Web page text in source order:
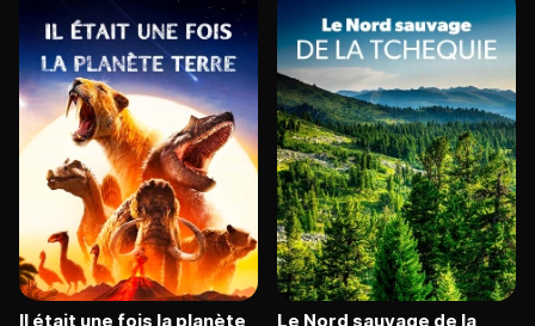
Il était une fois la planète
Le Nord sauvage de la